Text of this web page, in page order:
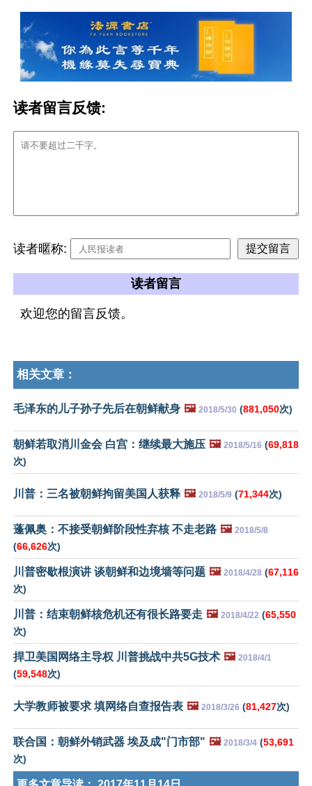
读者留言反馈:
读者暱称:
读者留言
欢迎您的留言反馈。
相关文章：
毛泽东的儿子孙子先后在朝鲜献身 🖼️ 2018/5/30 (881,050次)
朝鲜若取消川金会 白宫：继续最大施压 🖼️ 2018/5/16 (69,818
次)
川普：三名被朝鲜拘留美国人获释 🖼️ 2018/5/9 (71,344次)
蓬佩奥：不接受朝鲜阶段性弃核 不走老路 🖼️ 2018/5/8
(66,626次)
川普密歇根演讲 谈朝鲜和边境墙等问题 🖼️ 2018/4/28 (67,116
次)
川普：结束朝鲜核危机还有很长路要走 🖼️ 2018/4/22 (65,550
次)
捍卫美国网络主导权 川普挑战中共5G技术 🖼️ 2018/4/1
(59,548次)
大学教师被要求 填网络自查报告表 🖼️ 2018/3/26 (81,427次)
联合国：朝鲜外销武器 埃及成"门市部" 🖼️ 2018/3/4 (53,691
次)